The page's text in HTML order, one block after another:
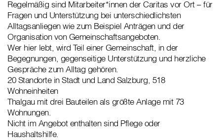
Regelmäßig sind Mitarbeiter*innen der Caritas vor Ort – für
Fragen und Unterstützung bei unterschiedlichsten
Alltagsanliegen wie zum Beispiel Anträgen und der
Organisation von Gemeinschaftsangeboten.
Wer hier lebt, wird Teil einer Gemeinschaft, in der
Begegnungen, gegenseitige Unterstützung und herzliche
Gespräche zum Alltag gehören.
20 Standorte in Stadt und Land Salzburg, 518
Wohneinheiten
Thalgau mit drei Bauteilen als größte Anlage mit 73
Wohnungen.
Nicht im Angebot enthalten sind Pflege oder
Haushaltshilfe.